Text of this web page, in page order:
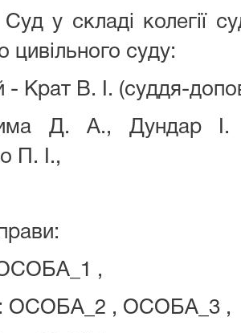
у складі колегії
цивільного суду:
- Крат В. І. (суддя-
Д. А., Дундар
П. І.,
,
ОСОБА_2 , ОСОБА_3 ,